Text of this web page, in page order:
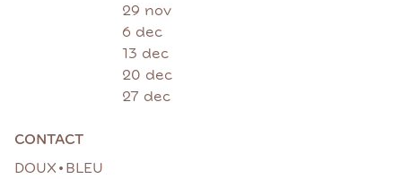
29 nov
6 dec
13 dec
20 dec
27 dec
CONTACT
DOUX • BLEU